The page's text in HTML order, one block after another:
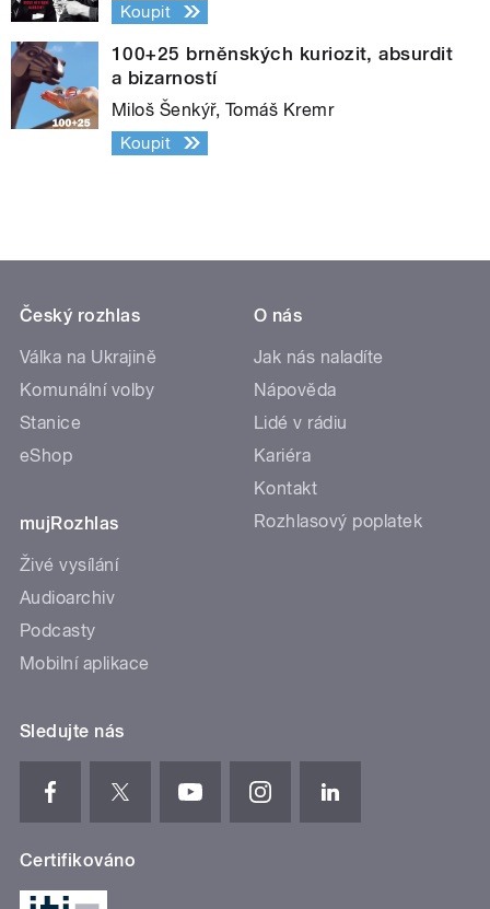
Koupit
100+25 brněnských kuriozit, absurdit
a bizarností
Miloš Šenkýř, Tomáš Kremr
Koupit
Český rozhlas
Válka na Ukrajině
Komunální volby
Stanice
eShop
mujRozhlas
Živé vysílání
Audioarchiv
Podcasty
Mobilní aplikace
O nás
Jak nás naladíte
Nápověda
Lidé v rádiu
Kariéra
Kontakt
Rozhlasový poplatek
Sledujte nás
Certifikováno